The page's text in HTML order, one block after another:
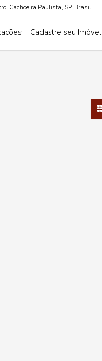
, Cachoeira Paulista, SP, Brasil
Cadastre seu Imóvel